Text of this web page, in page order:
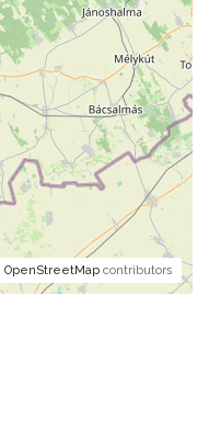
OpenStreetMap contributors